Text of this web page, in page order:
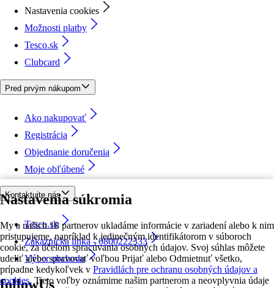
Nastavenia súkromia
My a našich 18 partnerov ukladáme informácie v zariadení alebo k nim
pristupujeme, napríklad k jedinečným identifikátorom v súboroch
cookie, za účelom spracúvania osobných údajov. Svoj súhlas môžete
udeliť alebo spravovať voľbou Prijať alebo Odmietnuť všetko,
prípadne kedykoľvek v Pravidlách pre ochranu osobných údajov a
cookies. Tieto voľby oznámime našim partnerom a neovplyvnia údaje
Nastavenia cookies
Možnosti platby
Tesco.sk
Clubcard
Pred prvým nákupom
Ako nakupovať
Registrácia
Objednanie doručenia
Moje obľúbené
Kontaktujte nás
Tesco.sk
Zákaznícka linka - 0800222333
Výber obchodu
followUs